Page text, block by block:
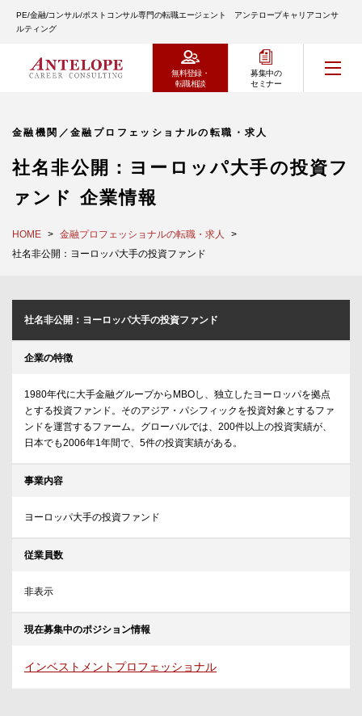
PE/金融/コンサル/ポストコンサル専門の転職エージェント アンテロープキャリアコンサ
ルティング
無料登録・
転職相談
募集中の
セミナー
金融機関／金融プロフェッショナルの転職・求人
社名非公開：ヨーロッパ大手の投資フ
ァンド 企業情報
HOME
金融プロフェッショナルの転職・求人
社名非公開：ヨーロッパ大手の投資ファンド
社名非公開：ヨーロッパ大手の投資ファンド
企業の特徴
1980年代に大手金融グループからMBOし、独立したヨーロッパを拠点
とする投資ファンド。そのアジア・パシフィックを投資対象とするファ
ンドを運営するファーム。グローバルでは、200件以上の投資実績が、
日本でも2006年1年間で、5件の投資実績がある。
事業内容
ヨーロッパ大手の投資ファンド
従業員数
非表示
現在募集中のポジション情報
インベストメントプロフェッショナル